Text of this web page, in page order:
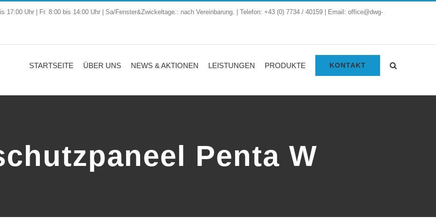
17:00 Uhr | Fr. 8:00 bis 14:00 Uhr | Sa/Fenster&Zwickeltage.: nach Vereinbarung. | Telefon: +43 (0) 7734 / 40159 | Email: office@dwg-
STARTSEITE ÜBER UNS NEWS & AKTIONEN LEISTUNGEN PRODUKTE KONTAKT
Penta W